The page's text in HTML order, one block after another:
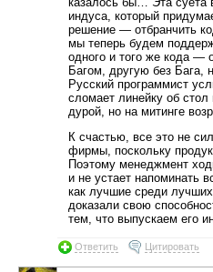
индуса, который
решение — отбранчить
мы теперь будем
одного и того же кода —
Багом, другую без Бага,
Русский программист
сломает линейку об
дурой, но на митинге
К счастью, все это не
фирмы, поскольку
Поэтому менеджмент
и не устает напоминать
как лучшие среди
доказали свою
тем, что выпускаем его
Ответить Цитировать